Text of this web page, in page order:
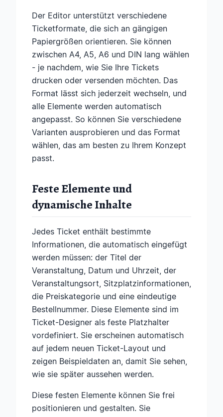
Der Editor unterstützt verschiedene
Ticketformate, die sich an gängigen
Papiergrößen orientieren. Sie können
zwischen A4, A5, A6 und DIN lang wählen
- je nachdem, wie Sie Ihre Tickets
drucken oder versenden möchten. Das
Format lässt sich jederzeit wechseln, und
alle Elemente werden automatisch
angepasst. So können Sie verschiedene
Varianten ausprobieren und das Format
wählen, das am besten zu Ihrem Konzept
passt.
Feste Elemente und
dynamische Inhalte
Jedes Ticket enthält bestimmte
Informationen, die automatisch eingefügt
werden müssen: der Titel der
Veranstaltung, Datum und Uhrzeit, der
Veranstaltungsort, Sitzplatzinformationen,
die Preiskategorie und eine eindeutige
Bestellnummer. Diese Elemente sind im
Ticket-Designer als feste Platzhalter
vordefiniert. Sie erscheinen automatisch
auf jedem neuen Ticket-Layout und
zeigen Beispieldaten an, damit Sie sehen,
wie sie später aussehen werden.
Diese festen Elemente können Sie frei
positionieren und gestalten. Sie